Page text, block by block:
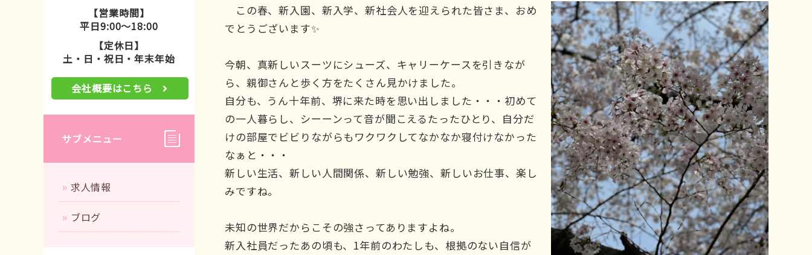
この春、新入園、新入学、新社会人を迎えられた皆さま、おめ
でとうございます✨
今朝、真新しいスーツにシューズ、キャリーケースを引きなが
ら、親御さんと歩く方をたくさん見かけました。
自分も、うん十年前、堺に来た時を思い出しました・・・初めて
の一人暮らし、シーーンって音が聞こえるたったひとり、自分だ
けの部屋でビビりながらもワクワクしてなかなか寝付けなかった
なぁと・・・
新しい生活、新しい人間関係、新しい勉強、新しいお仕事、楽し
みですね。
未知の世界だからこその強さってありますよね。
新入社員だったあの頃も、1年前のわたしも、根拠のない自信が
【営業時間】
平日9:00～18:00
【定休日】
土・日・祝日・年末年始
会社概要はこちら
サブメニュー
求人情報
ブログ